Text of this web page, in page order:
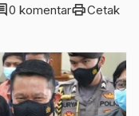
0 komentarprintCetak